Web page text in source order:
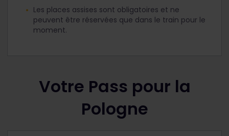
Les places assises sont obligatoires et ne
peuvent être réservées que dans le train pour le
moment.
Votre Pass pour la
Pologne